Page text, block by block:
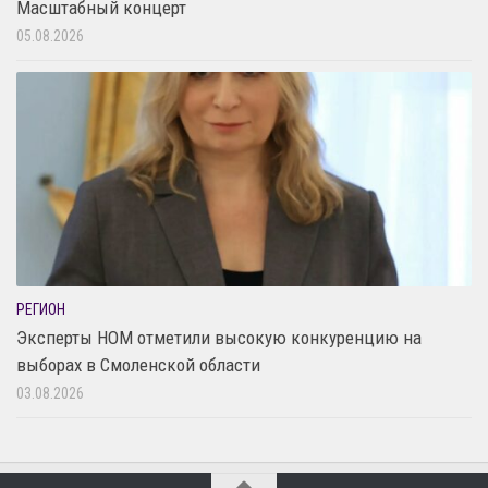
Масштабный концерт
05.08.2026
РЕГИОН
Эксперты НОМ отметили высокую конкуренцию на
выборах в Смоленской области
03.08.2026